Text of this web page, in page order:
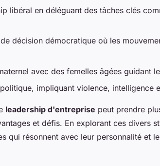
libéral en déléguant des tâches clés
décision démocratique où les
avec des femelles âgées guidant
impliquant violence, intelligence
leadership d'entreprise peut prendre
et défis. En explorant ces divers
qui résonnent avec leur personnalité et